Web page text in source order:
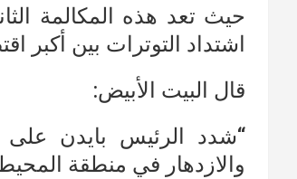
حيث تعد هذه المكالمة
اشتداد التوترات بين أكبر
قال البيت الأبيض:
“شدد الرئيس بايدن على
والازدهار في منطقة